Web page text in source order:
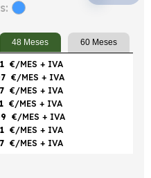
48 Meses 60 Meses
€/MES + IVA
€/MES + IVA
€/MES + IVA
€/MES + IVA
€/MES + IVA
€/MES + IVA
€/MES + IVA